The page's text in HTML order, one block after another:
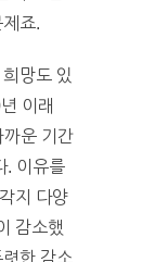
죠.
망도 있
이래
운 기간
. 이유를
지 다양
감소했
한 감소